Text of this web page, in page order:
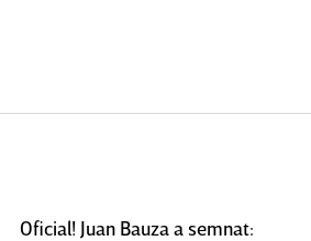
Oficial! Juan Bauza a semnat: